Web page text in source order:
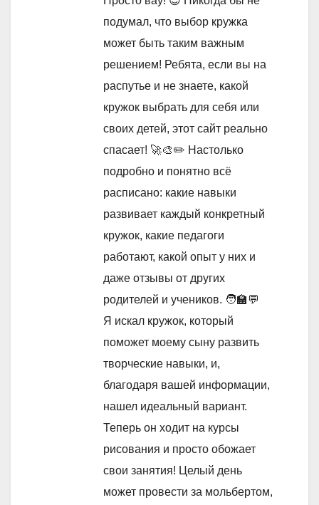
подумал, что выбор кружка
может быть таким важным
решением! Ребята, если вы на
распутье и не знаете, какой
кружок выбрать для себя или
своих детей, этот сайт реально
спасает! 🚀🎨✏️ Настолько
подробно и понятно всё
расписано: какие навыки
развивает каждый конкретный
кружок, какие педагоги
работают, какой опыт у них и
даже отзывы от других
родителей и учеников. 🧑‍🏫💬
Я искал кружок, который
поможет моему сыну развить
творческие навыки, и,
благодаря вашей информации,
нашел идеальный вариант.
Теперь он ходит на курсы
рисования и просто обожает
свои занятия! Целый день
может провести за мольбертом,